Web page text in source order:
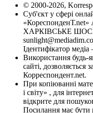
© 2000-2026,
Суб'єкт у сфері
«КореспонденТ.net»
ХАРКІВСЬКЕ ШОСЕ,
Ідентифікатор
Використання будь-
сайті, дозволяється
Корреспондент.net.
При копіюванні
і світу» , для
відкрите для
Посилання має бути